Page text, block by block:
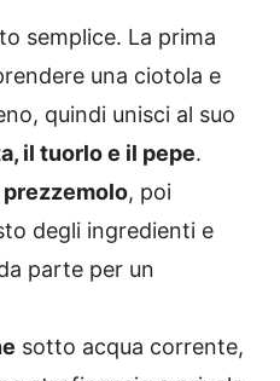
semplice. La prima
una ciotola e
quindi unisci al suo
il tuorlo e il pepe.
prezzemolo, poi
degli ingredienti e
parte per un
sotto acqua corrente,